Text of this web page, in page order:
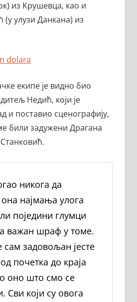
из Крушевца, као и
улузи Данкана) из
екипе је видно био
Недић, који је
и поставио сценографију,
били задужени Драгана
никога да
најмања улога
поједини глумци
важан шраф у томе.
задовољан јесте
почетка до краја
оно што смо се
Сви који су овога